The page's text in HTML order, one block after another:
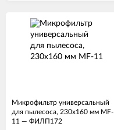
Микрофильтр универсальный
для пылесоса, 230х160 мм MF-
11 — ФИЛП172